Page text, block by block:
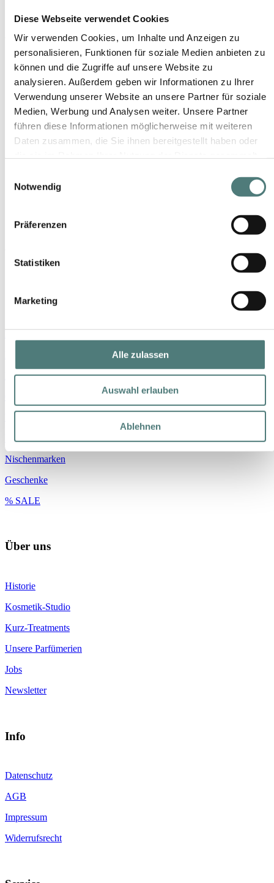
Diese Webseite verwendet Cookies
Wir verwenden Cookies, um Inhalte und Anzeigen zu
personalisieren, Funktionen für soziale Medien anbieten zu
können und die Zugriffe auf unsere Website zu
analysieren. Außerdem geben wir Informationen zu Ihrer
Verwendung unserer Website an unsere Partner für soziale
Medien, Werbung und Analysen weiter. Unsere Partner
führen diese Informationen möglicherweise mit weiteren
Daten zusammen, die Sie ihnen bereitgestellt haben oder
Notwendig
Präferenzen
Statistiken
Marketing
Alle zulassen
Auswahl erlauben
Ablehnen
YBPN-Partner
Schön folgen
Shop
Make-up
Haare
Nischenmarken
Geschenke
% SALE
Über uns
Historie
Kosmetik-Studio
Kurz-Treatments
Unsere Parfümerien
Jobs
Newsletter
Info
Datenschutz
AGB
Impressum
Widerrufsrecht